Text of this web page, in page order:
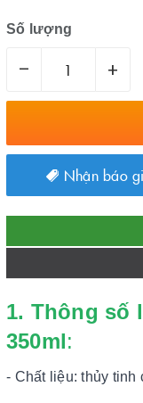
Số lượng
– +
Nhận báo
1. Thông số
350ml:
- Chất liệu: thủy tinh